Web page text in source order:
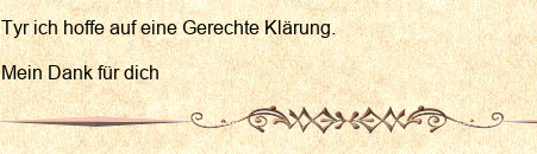
Tyr ich hoffe auf eine Gerechte Klärung.
Mein Dank für dich